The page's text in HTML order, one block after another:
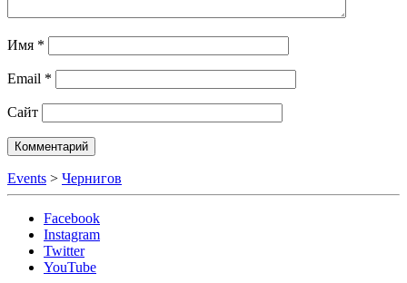
Имя *
Email *
Сайт
Events > Чернигов
Facebook
Instagram
Twitter
YouTube